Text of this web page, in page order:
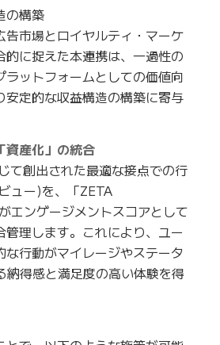
の構築
告市場とロイヤルティ・マーケ
的に捉えた本連携は、一過性の
ラットフォームとしての価値向
安定的な収益構造の構築に寄与
産化」の統合
て創出された最適な接点での行
ュー)を、「ZETA
エンゲージメントスコアとして
管理します。これにより、ユー
な行動がマイレージやステータ
納得感と満足度の高い体験を得